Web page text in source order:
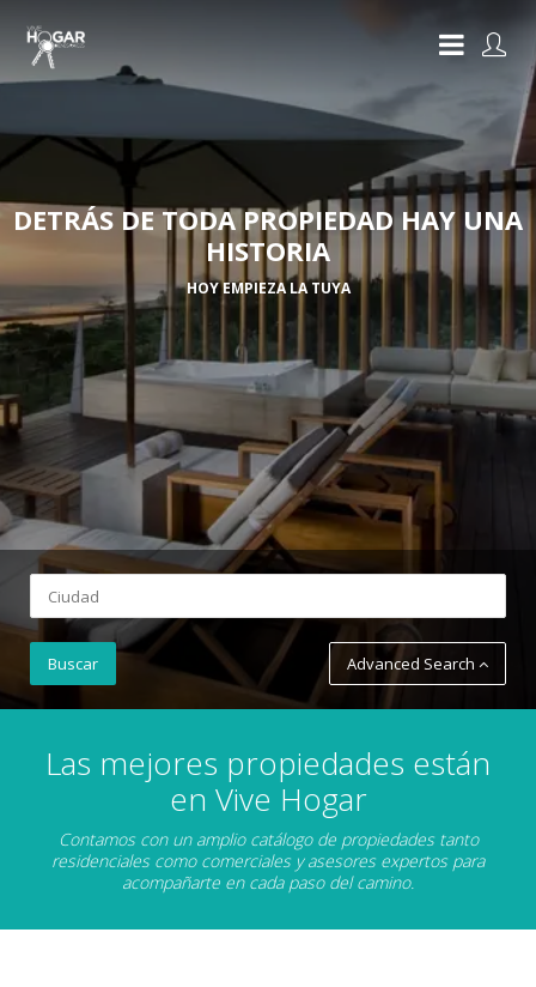
DETRÁS DE TODA PROPIEDAD HAY UNA
HISTORIA
HOY EMPIEZA LA TUYA
Advanced Search
Las mejores propiedades están
en Vive Hogar
Contamos con un amplio catálogo de propiedades tanto
residenciales como comerciales y asesores expertos para
acompañarte en cada paso del camino.